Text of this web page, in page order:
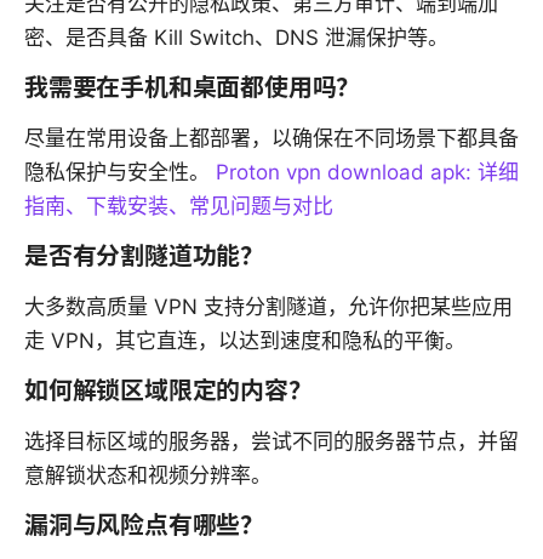
密、是否具备 Kill Switch、DNS 泄漏保护等。
我需要在手机和桌面都使用吗？
尽量在常用设备上都部署，以确保在不同场景下都具备
隐私保护与安全性。 Proton vpn download apk: 详细
指南、下载安装、常见问题与对比
是否有分割隧道功能？
大多数高质量 VPN 支持分割隧道，允许你把某些应用
走 VPN，其它直连，以达到速度和隐私的平衡。
如何解锁区域限定的内容？
选择目标区域的服务器，尝试不同的服务器节点，并留
意解锁状态和视频分辨率。
漏洞与风险点有哪些？